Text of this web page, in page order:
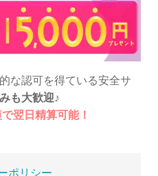
な認可を得ている安全サ
も大歓迎♪
翌日精算可能！
ポリシー